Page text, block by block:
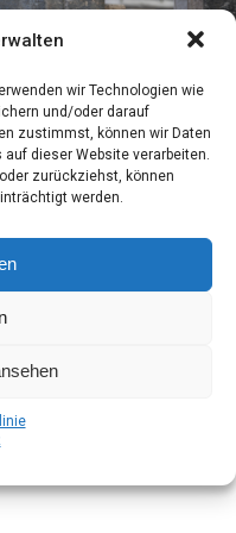
wir Technologien wie
und/oder darauf
zustimmst, können wir Daten
dieser Website verarbeiten.
zurückziehst, können
werden.
mit KOGA
im Ems­land eine
güns­ti­gen Flie­sen.
zu finden.
die bes­te